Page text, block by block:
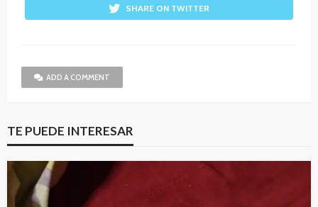
SHARE ON TWITTER
ADD A COMMENT
TE PUEDE INTERESAR